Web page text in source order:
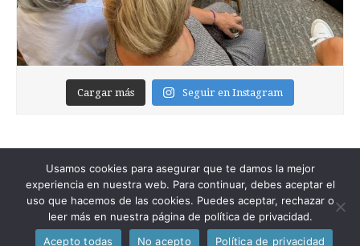
Cargar más Seguir en Instagram
Copyright © 2026 Foixblog
. All Rights Reserved.
The Magazine Premium Theme bybavotasan.com.
Usamos cookies para asegurar que te damos la mejor
experiencia en nuestra web. Para continuar, debes aceptar el
uso que hacemos de las cookies. Puedes aceptar, rechazar o
leer más en nuestra página de política de privacidad.
Acepto todas
No acepto Política de privacidad